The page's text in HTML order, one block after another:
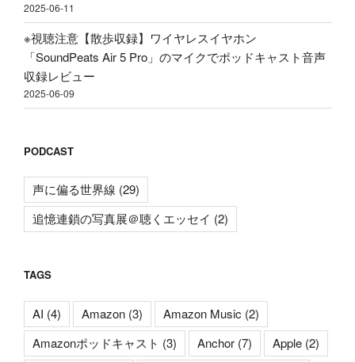
2025-06-11
※視聴注意【散歩収録】ワイヤレスイヤホン
「SoundPeats Air 5 Pro」のマイクでポッドキャスト音声
収録レビュー
2025-06-09
PODCAST
声に偏る世界線 (29)
追憶連鎖の写真展＠聴くエッセイ (2)
TAGS
AI (4) Amazon (3) Amazon Music (2)
Amazonポッドキャスト (3) Anchor (7) Apple (2)